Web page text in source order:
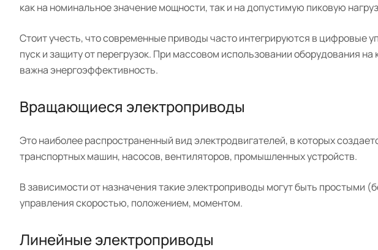
как на номинальное значение мощности, так и на допустимую пиковую
Стоит учесть, что современные приводы часто интегрируются в
пуск и защиту от перегрузок. При массовом использовании оборудования
важна энергоэффективность.
Вращающиеся электроприводы
Это наиболее распространенный вид электродвигателей, в которых
транспортных машин, насосов, вентиляторов, промышленных устройств.
В зависимости от назначения такие электроприводы могут быть простыми
управления скоростью, положением, моментом.
Линейные электроприводы